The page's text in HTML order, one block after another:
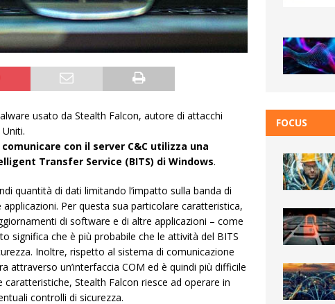
usato da Stealth Falcon, autore di attacchi
con il server C&C utilizza una
Transfer Service (BITS) di Windows.
quantità di dati limitando l’impatto sulla banda di
Per questa sua particolare caratteristica,
di software e di altre applicazioni – come
significa che è più probabile che le attività del BITS
Inoltre, rispetto al sistema di comunicazione
attraverso un’interfaccia COM ed è quindi più difficile
Stealth Falcon riesce ad operare in
controlli di sicurezza.
FOCUS